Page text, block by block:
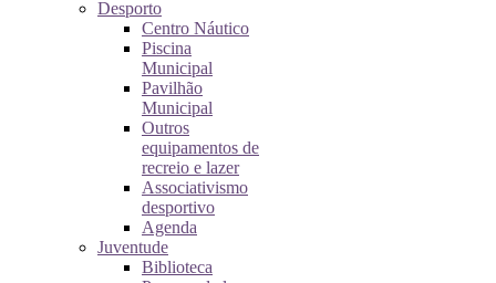
Desporto
Centro Náutico
Piscina
Municipal
Pavilhão
Municipal
Outros
equipamentos de
recreio e lazer
Associativismo
desportivo
Agenda
Juventude
Biblioteca